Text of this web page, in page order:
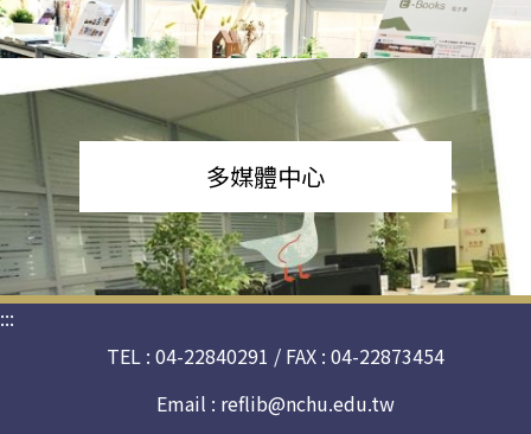
多媒體中心
:::
TEL : 04-22840291 / FAX : 04-22873454
Email : reflib@nchu.edu.tw